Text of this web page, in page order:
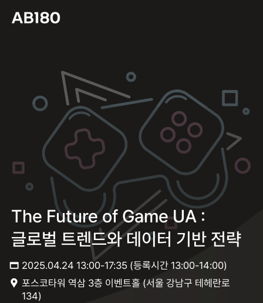
The Future of Game UA :
글로벌 트렌드와 데이터 기반 전략
2025.04.24 13:00-17:35 (등록시간 13:00-14:00)
포스코타워 역삼 3층 이벤트홀 (서울 강남구 테헤란로
134)